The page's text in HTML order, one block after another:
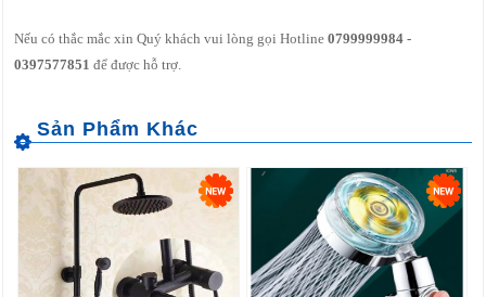
Nếu có thắc mắc xin Quý khách vui lòng gọi Hotline0799999984 -
0397577851 để được hỗ trợ.